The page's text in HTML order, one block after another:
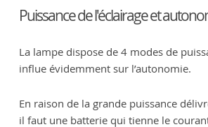
Puissance de l'éclairage et
La lampe dispose de 4 modes de
influe évidemment sur l’autonomie.
En raison de la grande puissance
il faut une batterie qui tienne le